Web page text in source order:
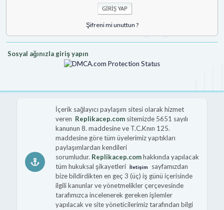
Şifreni mi unuttun ?
Sosyal ağınızla giriş yapın
İçerik sağlayıcı paylaşım sitesi olarak hizmet
veren Replikacep.comsitemizde 5651 sayılı
kanunun 8. maddesine ve T.C.Knın 125.
maddesine göre tüm üyelerimiz yaptıkları
paylaşımlardan kendileri
sorumludur. Replikacep.comhakkında yapılacak
tüm hukuksal şikayetleri İletişim
sayfamızdan
bize bildirdikten en geç 3 (üç) iş günü içerisinde
ilgili kanunlar ve yönetmelikler çerçevesinde
tarafımızca incelenerek gereken işlemler
yapılacak ve site yöneticilerimiz tarafından bilgi